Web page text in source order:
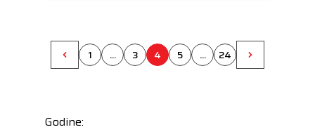
1 ... 3 4 5 ... 24
Godine: